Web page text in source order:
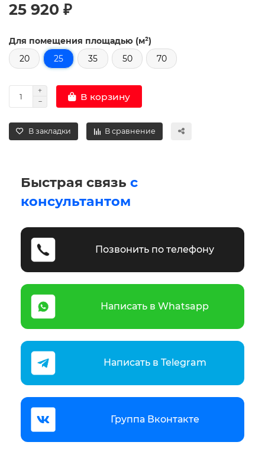
25 920 ₽
Для помещения площадью (м²)
20
25 35 50 70
В корзину
В закладки В сравнение
Быстрая связь с
консультантом
Позвонить по телефону
Написать в Whatsapp
Написать в Telegram
Группа Вконтакте